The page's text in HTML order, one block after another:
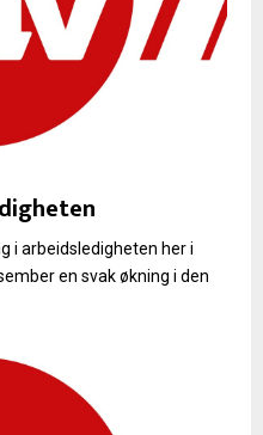
i arbeidsledigheten her i
en svak økning i den